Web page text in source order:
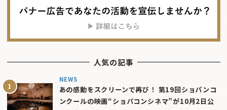
人気の記事
NEWS
あの感動をスクリーンで再び！ 第19回ショパンコ
ンクールの映画“ショパコンシネマ”が10月2日公